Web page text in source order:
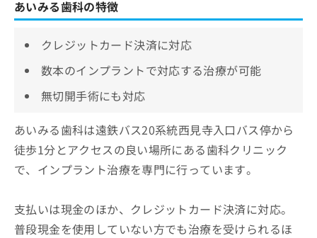
あいみる歯科の特徴
クレジットカード決済に対応
数本のインプラントで対応する治療が可能
無切開手術にも対応
あいみる歯科は遠鉄バス20系統西見寺入口バス停から
徒歩1分とアクセスの良い場所にある歯科クリニック
で、インプラント治療を専門に行っています。
支払いは現金のほか、クレジットカード決済に対応。
普段現金を使用していない方でも治療を受けられるほ